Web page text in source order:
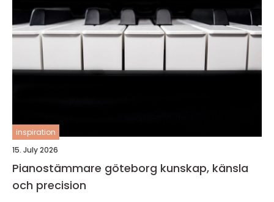
inspiration
15. July 2026
Pianostämmare göteborg kunskap, känsla
och precision